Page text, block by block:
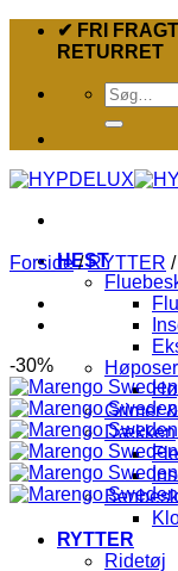
Fortsæt✔ FRI
RETURRET
Søg
efter:
HEST
Grimer
Dækken
RYTTER
Ridetøj
Forside / RYTTER /
-30%